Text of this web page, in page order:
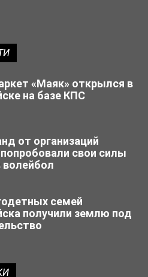
«Маяк» открылся в
на базе КПС
от организаций
свои силы
волейбол
семей
получили землю под